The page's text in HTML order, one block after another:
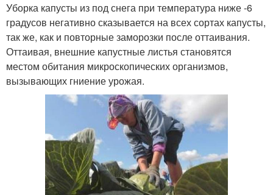
Уборка капусты из под снега при температура ниже -6
градусов негативно сказывается на всех сортах капусты,
так же, как и повторные заморозки после оттаивания.
Оттаивая, внешние капустные листья становятся
местом обитания микроскопических организмов,
вызывающих гниение урожая.